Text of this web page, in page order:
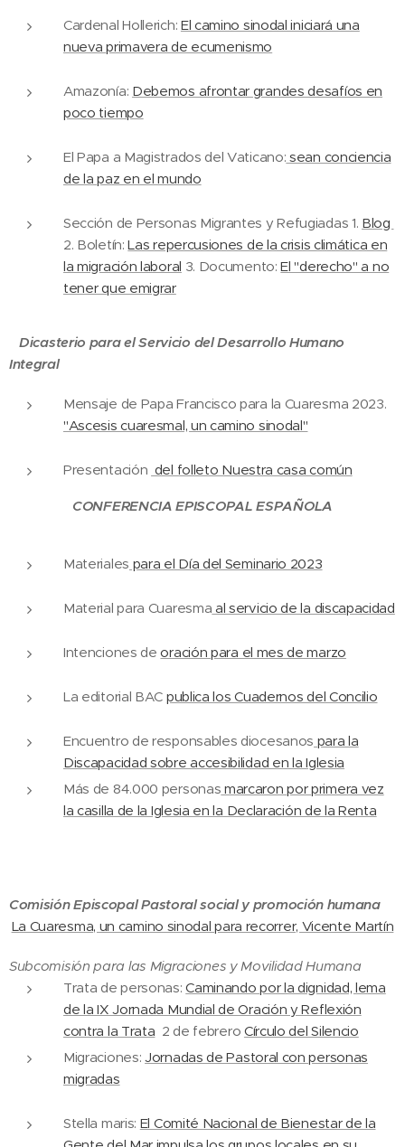
Cardenal Hollerich: El camino sinodal iniciará una
nueva primavera de ecumenismo
Amazonía: Debemos afrontar grandes desafíos en
poco tiempo
El Papa a Magistrados del Vaticano: sean conciencia
de la paz en el mundo
Sección de Personas Migrantes y Refugiadas 1. Blog
2. Boletín: Las repercusiones de la crisis climática en
la migración laboral 3. Documento:El "derecho" a no
tener que emigrar
Dicasterio para el Servicio del Desarrollo Humano
Integral
Mensaje de Papa Francisco para la Cuaresma 2023.
"Ascesis cuaresmal, un camino sinodal"
Presentación del folleto Nuestra casa común
CONFERENCIA EPISCOPAL ESPAÑOLA
Materiales para el Día del Seminario 2023
Material para Cuaresma al servicio de la discapacidad
Intenciones deoración para el mes de marzo
La editorial BAC publica los Cuadernos del Concilio
Encuentro de responsables diocesanos para la
Discapacidad sobre accesibilidad en la Iglesia
Más de 84.000 personas marcaron por primera vez
la casilla de la Iglesia en la Declaración de la Renta
Comisión Episcopal Pastoral social y promoción humana
La Cuaresma, un camino sinodal para recorrer, Vicente Martín
Subcomisión para las Migraciones y Movilidad Humana
Trata de personas:Caminando por la dignidad, lema
de la IX Jornada Mundial de Oración y Reflexión
contra la Trata 2 de febrero Círculo del Silencio
Migraciones:Jornadas de Pastoral con personas
migradas
Stella maris: El Comité Nacional de Bienestar de la